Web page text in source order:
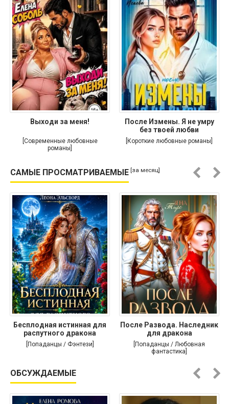
Выходи за меня!
[Современные любовные
романы]
После Измены. Я не умру
без твоей любви
[Короткие любовные романы]
САМЫЕ ПРОСМАТРИВАЕМЫЕ [за месяц]
Бесплодная истинная для
распутного дракона
[Попаданцы / Фэнтези]
После Развода. Наследник
для дракона
[Попаданцы / Любовная
фантастика]
ОБСУЖДАЕМЫЕ